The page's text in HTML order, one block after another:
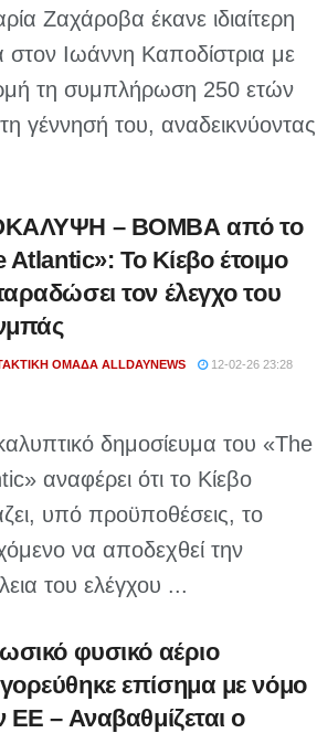
Ζαχάροβα έκανε ιδιαίτερη
στον Ιωάννη Καποδίστρια με
τη συμπλήρωση 250 ετών
γέννησή του, αναδεικνύοντας
– ΒΟΜΒΑ από το
Atlantic»: Το Κίεβο έτοιμο
τον έλεγχο του
ΟΜΆΔΑ ALLDAYNEWS 12-02-26 23:28
δημοσίευμα του «The
αναφέρει ότι το Κίεβο
υπό προϋποθέσεις, το
να αποδεχθεί την
του ελέγχου ...
φυσικό αέριο
επίσημα με νόμο
ΕΕ – Αναβαθμίζεται ο